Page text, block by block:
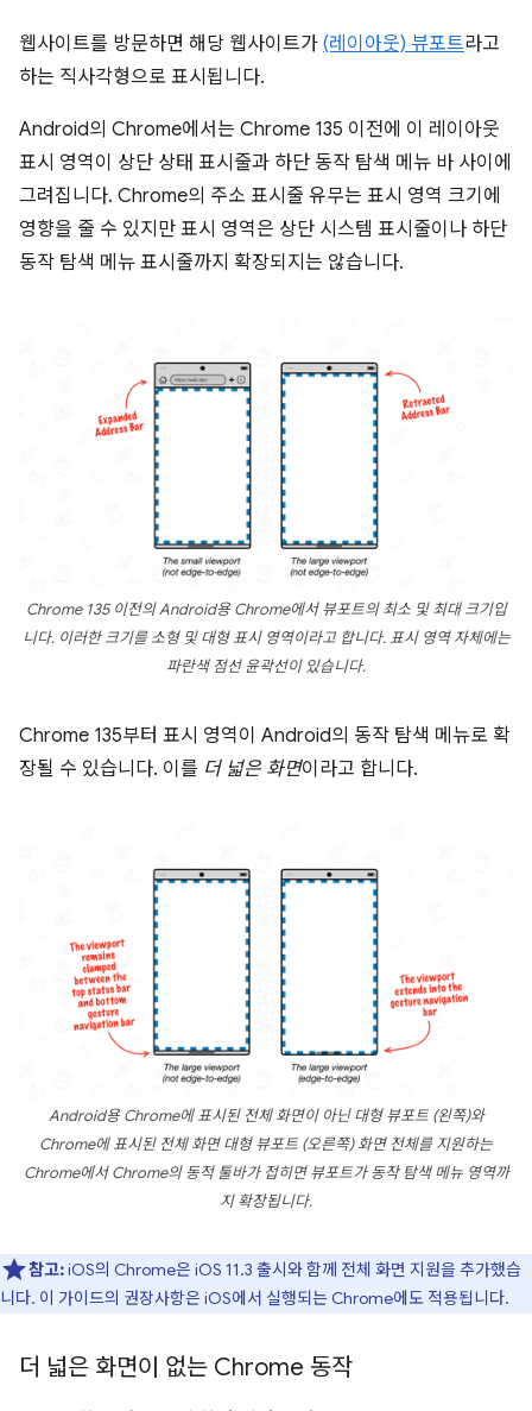
웹사이트를 방문하면 해당 웹사이트가 (레이아웃) 뷰포트라고
하는 직사각형으로 표시됩니다.
Android의 Chrome에서는 Chrome 135 이전에 이 레이아웃
표시 영역이 상단 상태 표시줄과 하단 동작 탐색 메뉴 바 사이에
그려집니다. Chrome의 주소 표시줄 유무는 표시 영역 크기에
영향을 줄 수 있지만 표시 영역은 상단 시스템 표시줄이나 하단
동작 탐색 메뉴 표시줄까지 확장되지는 않습니다.
Chrome 135 이전의 Android용 Chrome에서 뷰포트의 최소 및 최대 크기입
니다. 이러한 크기를 소형 및 대형 표시 영역이라고 합니다. 표시 영역 자체에는
파란색 점선 윤곽선이 있습니다.
Chrome 135부터 표시 영역이 Android의 동작 탐색 메뉴로 확
장될 수 있습니다. 이를 더 넓은 화면이라고 합니다.
Android용 Chrome에 표시된 전체 화면이 아닌 대형 뷰포트 (왼쪽)와
Chrome에 표시된 전체 화면 대형 뷰포트 (오른쪽) 화면 전체를 지원하는
Chrome에서 Chrome의 동적 툴바가 접히면 뷰포트가 동작 탐색 메뉴 영역까
지 확장됩니다.
참고:iOS의 Chrome은 iOS 11.3 출시와 함께 전체 화면 지원을 추가했습
니다. 이 가이드의 권장사항은 iOS에서 실행되는 Chrome에도 적용됩니다.
더 넓은 화면이 없는 Chrome 동작